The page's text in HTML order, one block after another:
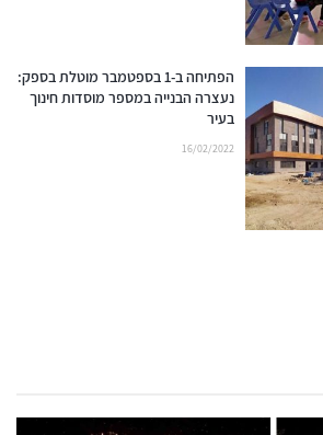
הפתיחה ב-1 בספטמבר מוטלת בספק:
נעצרה הבנייה במספר מוסדות חינוך
בעיר
16/02/2022